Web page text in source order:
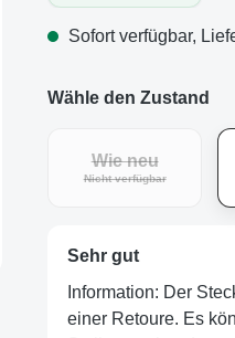
Sofort verfügbar,
Wähle den Zustand
Wie neu
Nicht verfügbar(Diese Option
Sehr gut
Information: Der
einer Retoure. Es